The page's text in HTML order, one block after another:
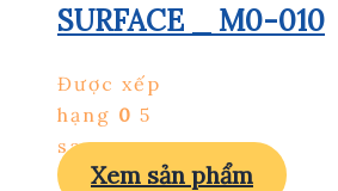
SURFACE _ M0-010
Được xếp
hạng 0 5
sao
Xem sản phẩm